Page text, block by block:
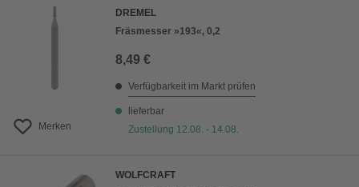
Merken
DREMEL
Fräsmesser »193«, 0,2
8,49 €
Verfügbarkeit im Markt prüfen
lieferbar
Zustellung 12.08. - 14.08.
WOLFCRAFT